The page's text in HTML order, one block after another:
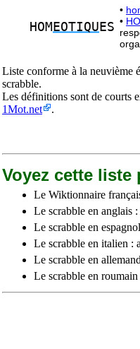
HOM EOTIQU ES
•
•
Liste conforme à la neuvième
scrabble.
Les définitions sont de courts
1Mot.net
.
Voyez cette liste
Le Wiktionnaire
Le scrabble en anglais
Le scrabble en
Le scrabble en italien :
Le scrabble en
Le scrabble en